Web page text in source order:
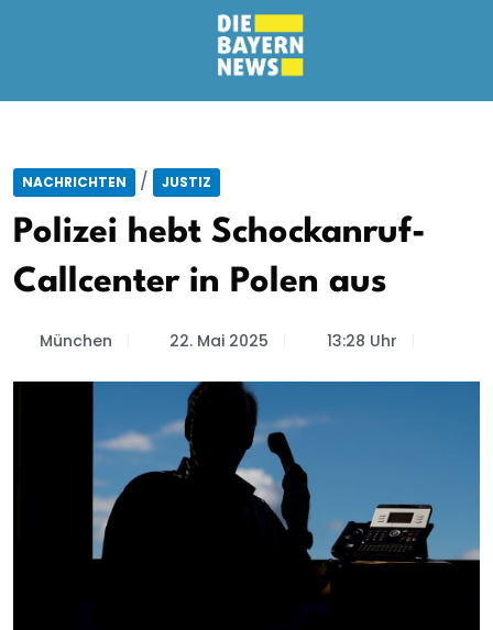
NACHRICHTEN / JUSTIZ
Polizei hebt Schockanruf-
Callcenter in Polen aus
München 22. Mai 2025 13:28 Uhr